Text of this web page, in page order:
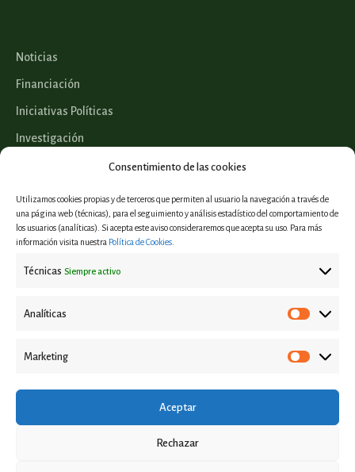
Consentimiento de las cookies
Utilizamos cookies propias y de terceros que permiten al usuario la navegación a través de
una página web (técnicas), para el seguimiento y análisis estadístico del comportamiento de
los usuarios (analíticas). Si acepta este aviso consideraremos que acepta su uso. Para más
información visita nuestra Política de Cookies
Técnicas Siempre activo
Analíticas
Marketing
Aceptar
Rechazar
Noticias
Financiación
Iniciativas Políticas
Investigación
Proyectos
Eventos